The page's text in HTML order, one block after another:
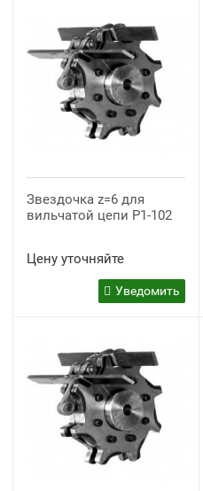
Звездочка z=6 для
вильчатой цепи P1-102
Цену уточняйте
Уведомить